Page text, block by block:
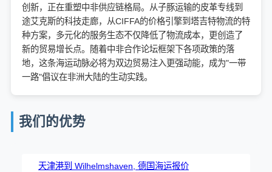
创新，正在重塑中非供应链格局。从子豚运输的皮革专线到
途艾克斯的科技走廊，从CIFFA的价格引擎到塔吉特物流的特
种方案，多元化的服务生态不仅降低了物流成本，更创造了
新的贸易增长点。随着中非合作论坛框架下各项政策的落
地，这条海运动脉必将为双边贸易注入更强动能，成为"一带
一路"倡议在非洲大陆的生动实践。
我们的优势
天津港到 Wilhelmshaven, 德国海运报价